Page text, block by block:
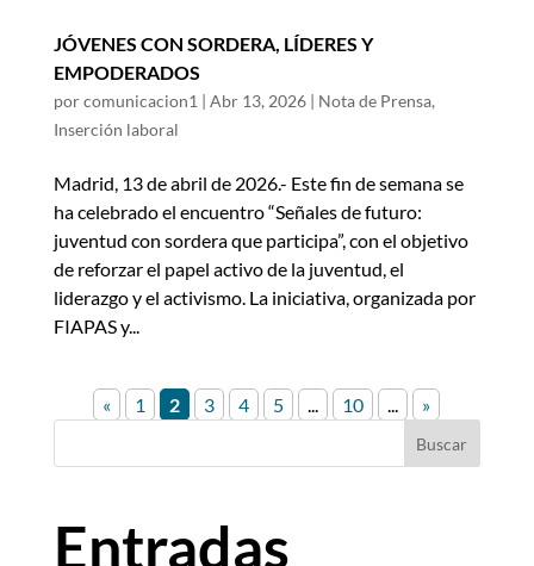
JÓVENES CON SORDERA, LÍDERES Y
EMPODERADOS
porcomunicacion1| Abr 13, 2026| Nota de Prensa,
Inserción laboral
Madrid, 13 de abril de 2026.- Este fin de semana se
ha celebrado el encuentro “Señales de futuro:
juventud con sordera que participa”, con el objetivo
de reforzar el papel activo de la juventud, el
liderazgo y el activismo. La iniciativa, organizada por
FIAPAS y...
« 1 2 3 4 5 ... 10 ... »
Buscar
Entradas